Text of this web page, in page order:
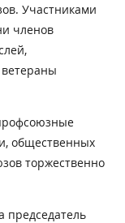
Участниками
членов
ветераны
общественных
торжественно
председатель